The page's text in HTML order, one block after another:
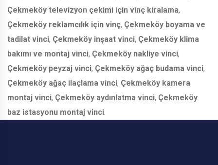
Çekmeköy televizyon çekimi için vinç kiralama,
Çekmeköy reklamcılık için vinç, Çekmeköy boyama ve
tadilat vinci, Çekmeköy inşaat vinci, Çekmeköy klima
bakımı ve montaj vinci, Çekmeköy nakliye vinci,
Çekmeköy peyzaj vinci, Çekmeköy ağaç budama vinci,
Çekmeköy ağaç ilaçlama vinci, Çekmeköy kamera
montaj vinci, Çekmeköy aydınlatma vinci, Çekmeköy
baz istasyonu montaj vinci